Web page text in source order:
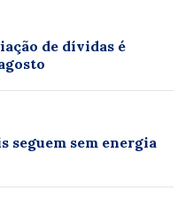
de dívidas é
seguem sem energia